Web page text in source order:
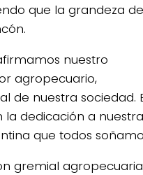
que la grandeza de
nuestro
agropecuario,
de nuestra sociedad.
dedicación a
que todos
gremial